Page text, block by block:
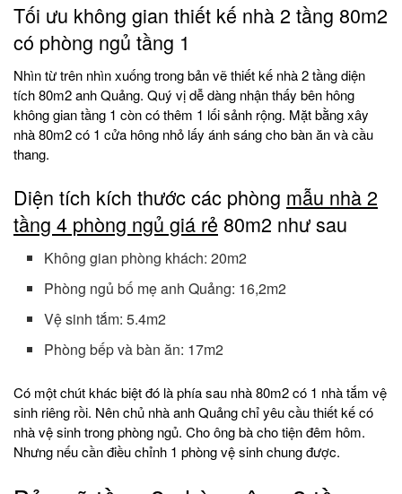
Tối ưu không gian thiết kế nhà 2 tầng 80m2
có phòng ngủ tầng 1
Nhìn từ trên nhìn xuống trong bản vẽ thiết kế nhà 2 tầng diện
tích 80m2 anh Quảng. Quý vị dễ dàng nhận thấy bên hông
không gian tầng 1 còn có thêm 1 lối sảnh rộng. Mặt bằng xây
nhà 80m2 có 1 cửa hông nhỏ lấy ánh sáng cho bàn ăn và cầu
thang.
Diện tích kích thước các phòng mẫu nhà 2
tầng 4 phòng ngủ giá rẻ 80m2 như sau
Không gian phòng khách: 20m2
Phòng ngủ bố mẹ anh Quảng: 16,2m2
Vệ sinh tắm: 5.4m2
Phòng bếp và bàn ăn: 17m2
Có một chút khác biệt đó là phía sau nhà 80m2 có 1 nhà tắm vệ
sinh riêng rồi. Nên chủ nhà anh Quảng chỉ yêu cầu thiết kế có
nhà vệ sinh trong phòng ngủ. Cho ông bà cho tiện đêm hôm.
Nhưng nếu cần điều chỉnh 1 phòng vệ sinh chung được.